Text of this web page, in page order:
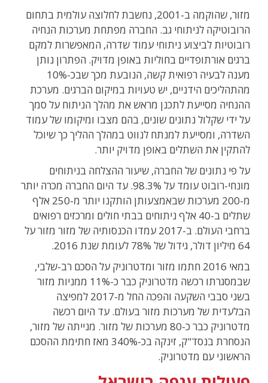
מזור, שהוקמה ב-2001, נחשבת לחלוצה עולמית בתחום
הרובוטיקה לניתוחי גב. החברה מפתחת מערכות הנחיה
רובוטיות לביצוע ניתוחי עמוד שדרה, המאפשרות למקם
ברגים אורתופדיים בחוליות באופן מדויק. הפתרון נותן
מענה לבעיה רפואית קשה, הנובעת מכך שבכ-10%
מהתהליכים הידניים, יש טעויות במיקום הברגים. מערכת
ההנחיה מסייעת לתכנן מראש את מהלך הניתוח על סמך
על ידי שקלול נתונים שונים, בהם מצבו ומיקומו של עמוד
השדרה, ומסייעת למנתח לנווט במהלך ההליך כך שיוכל
להתקין את השתלים באופן מדויק יותר.
על פי נתונים של החברה, שיעור ההצלחה בניתוחים
מונחי-רובוט עומד על 98.3%. עד היום החברה מכרה יותר
מ-200 מערכות שבאמצעותן הותקנו יותר מ-250 אלף
שתלים ב-40 אלף ניתוחים בבתי חולים ומרכזים רפואים
ברחבי העולם. ב-2017 עמדו הכנסותיה של מזור מזור על
64 מיליון דולר, גידול של 78% לעומת שנת 2016.
במאי 2016 חתמו מזור ומדטרוניק על הסכם רב-שלבי,
שבמסגרתו רכשה מדטרוניק כבר כ-11% ממניות מזור
בשני סבבי השקעה והפכה החל מ-2017 למפיצה
הבלעדית של מערכות מזור בעולם. עד היום רכשה
מדטרוניק כבר כ-80 מערכות של מזור. מנייתה של מזור,
הנסחרת בנסד"ק, זינקה בכ-340% מאז חתימת ההסכם
הראשוני עם מדטרוניק.